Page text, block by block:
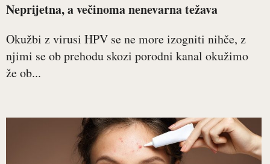
Neprijetna, a večinoma nenevarna težava
Okužbi z virusi HPV se ne more izogniti nihče, z
njimi se ob prehodu skozi porodni kanal okužimo
že ob...